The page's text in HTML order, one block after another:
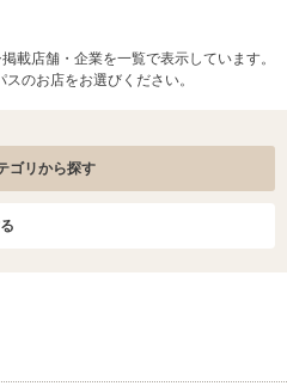
載店舗・企業を一覧で表示しています。
のお店をお選びください。
ゴリから探す